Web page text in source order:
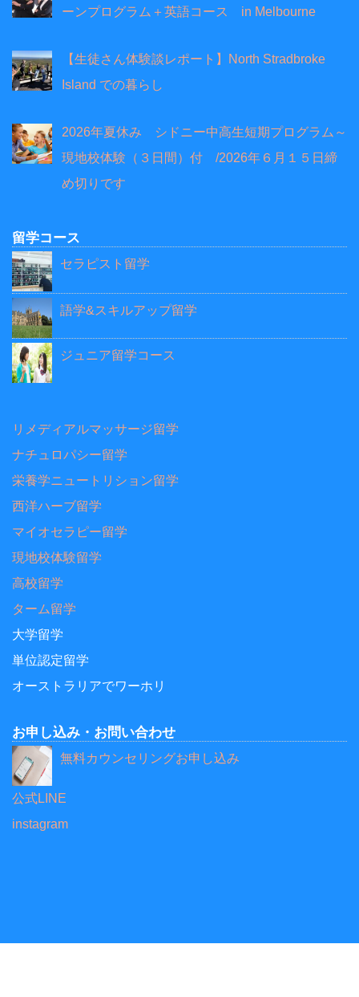
ーンプログラム＋英語コース in Melbourne
【生徒さん体験談レポート】North Stradbroke
Island での暮らし
2026年夏休み シドニー中高生短期プログラム～
現地校体験（３日間）付 /2026年６月１５日締
め切りです
留学コース
セラピスト留学
語学&スキルアップ留学
ジュニア留学コース
リメディアルマッサージ留学
ナチュロパシー留学
栄養学ニュートリション留学
西洋ハーブ留学
マイオセラピー留学
現地校体験留学
高校留学
ターム留学
大学留学
単位認定留学
オーストラリアでワーホリ
お申し込み・お問い合わせ
無料カウンセリングお申し込み
公式LINE
instagram